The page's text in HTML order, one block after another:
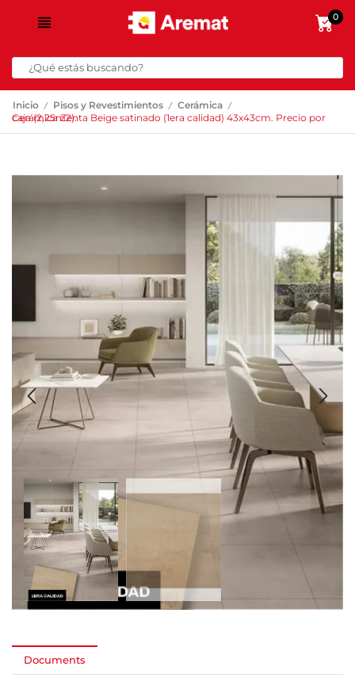
0
Inicio / Pisos y Revestimientos / Cerámica /
Cerámica Zenta Beige satinado (1era calidad) 43x43cm. Precio por caja (2,25m2).
Documents